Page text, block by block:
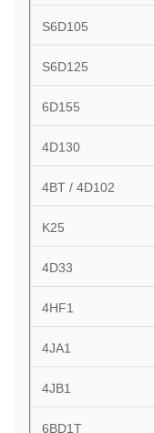
S6D105
S6D125
6D155
4D130
4BT / 4D102
K25
4D33
4HF1
4JA1
4JB1
6BD1T